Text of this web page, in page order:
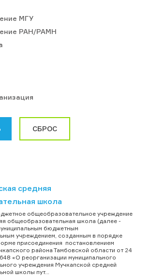
МГУ
РАН/РАМН
средняя
школа
общеобразовательное учреждение
общеобразовательная школа (далее -
бюджетным
учреждением, созданным в порядке
присоединения постановлением
района Тамбовской области от 24
«О реорганизации муниципального
учреждения Мучкапской средней
школы пут...